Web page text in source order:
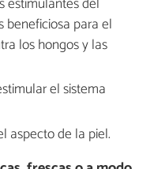
beneficiosa para el
los hongos y las
el sistema
aspecto de la piel.